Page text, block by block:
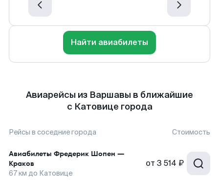
Найти авиабилеты
Авиарейсы из Варшавы в ближайшие
с Катовице города
Рейсы в соседние города Стоимость
Авиабилеты Фредерик Шопен —
Краков
67км до Катовице
от 3 514 ₽